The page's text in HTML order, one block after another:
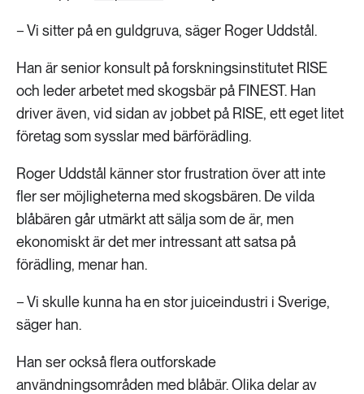
− Vi sitter på en guldgruva, säger Roger Uddstål.
Han är senior konsult på forskningsinstitutet RISE
och leder arbetet med skogsbär på FINEST. Han
driver även, vid sidan av jobbet på RISE, ett eget litet
företag som sysslar med bärförädling.
Roger Uddstål känner stor frustration över att inte
fler ser möjligheterna med skogsbären. De vilda
blåbären går utmärkt att sälja som de är, men
ekonomiskt är det mer intressant att satsa på
förädling, menar han.
− Vi skulle kunna ha en stor juiceindustri i Sverige,
säger han.
Han ser också flera outforskade
användningsområden med blåbär. Olika delar av